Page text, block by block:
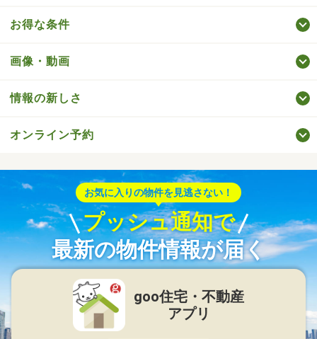
お得な条件
画像・動画
情報の新しさ
オンライン予約
お気に入りの物件を見逃さない！
プッシュ通知で
最新の物件情報が届く
goo住宅・不動産
アプリ